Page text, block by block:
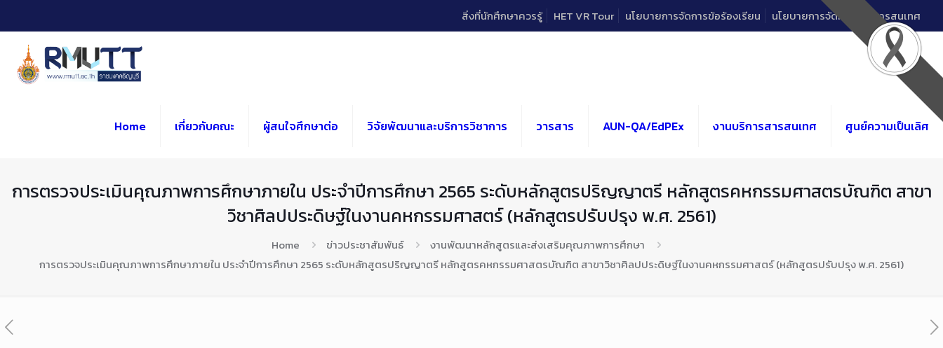
to
Content
สิ่งที่นักศึกษาควรรู้ HET VR Tour นโยบายการจัดการข้อร้องเรียน นโยบายการจัดการด้านสารสนเทศ
Home เกี่ยวกับคณะ ผู้สนใจศึกษาต่อ วิจัยพัฒนาและบริการวิชาการ วารสาร AUN-QA/EdPEx งานบริการสารสนเทศ ศูนย์ความเป็นเลิศ
การตรวจประเมินคุณภาพการศึกษาภายใน ประจำปีการศึกษา 2565 ระดับหลักสูตรปริญญาตรี หลักสูตรคหกรรมศาสตรบัณฑิต สาขา
วิชาศิลปประดิษฐ์ในงานคหกรรมศาสตร์ (หลักสูตรปรับปรุง พ.ศ. 2561)
Home ข่าวประชาสัมพันธ์
งานพัฒนาหลักสูตรและส่งเสริมคุณภาพการศึกษา
การตรวจประเมินคุณภาพการศึกษาภายใน ประจำปีการศึกษา 2565 ระดับหลักสูตรปริญญาตรี หลักสูตรคหกรรมศาสตรบัณฑิต สาขาวิชาศิลปประดิษฐ์ในงานคหกรรมศาสตร์ (หลักสูตรปรับปรุง พ.ศ. 2561)